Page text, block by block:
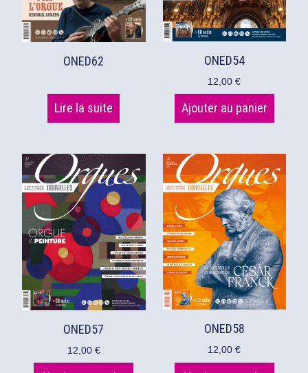
ONED62
Lire la suite
ONED54
12,00€
Ajouter au panier
ONED57
12,00 €
ONED58
12,00€